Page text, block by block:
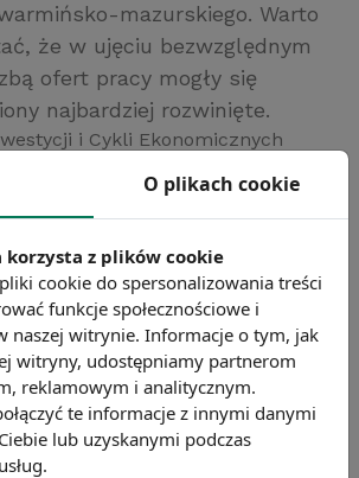
mazurskiego. Warto
że w ujęciu bezwzględnym
ofert pracy mogły się
najbardziej rozwinięte.
i Cykli Ekonomicznych
wiedzieć więcej?
O plikach cookie
korzysta z plików cookie
cookie do spersonalizowania treści
funkcje społecznościowe i
naszej witrynie. Informacje o tym, jak
witryny, udostępniamy partnerom
reklamowym i analitycznym.
te informacje z innymi danymi
lub uzyskanymi podczas